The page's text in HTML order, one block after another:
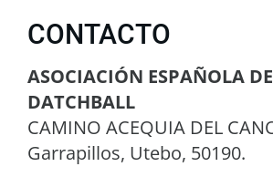
CONTACTO
ASOCIACIÓN ESPAÑOLA DE
DATCHBALL
CAMINO ACEQUIA DEL
Garrapillos, Utebo, 50190.